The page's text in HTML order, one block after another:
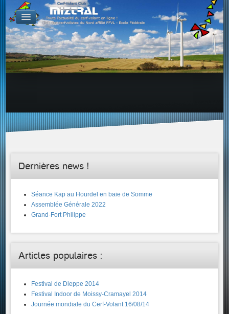
De par le monde
GALERIES
Galerie Photo
Galerie KAP
Galerie Vidéo
Proposer un lien sur votre site Web
Proposer un nouveau lien !
Dernières news !
Séance Kap au Hourdel en baie de Somme
Assemblée Générale 2022
Grand-Fort Philippe
Articles populaires :
Festival de Dieppe 2014
Festival Indoor de Moissy-Cramayel 2014
Journée mondiale du Cerf-Volant 16/08/14